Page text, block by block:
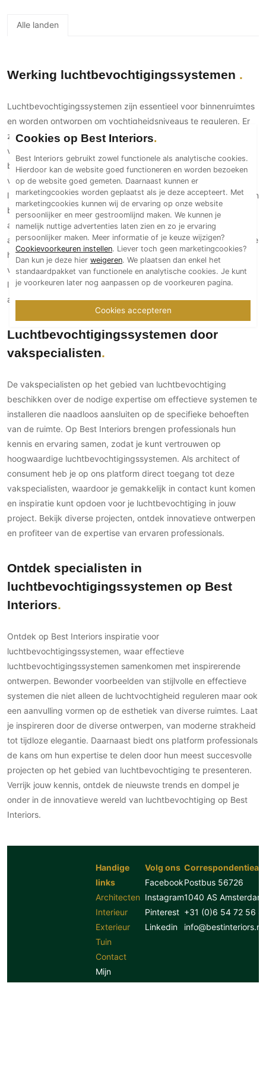
Keukenkranen
Binnendeuren
Houten deuren
Stalen deuren
Systeemwanden
Deurbeslag
Raambeslag
Meubelbeslag
Vloer
Vloeren
Beton Ciré vloeren
PVC vloeren
Natuursteen en keramiek vloeren
Vloerkleden
Wandafwerking
Beton Ciré
Behang / Wandtextiel
Natuursteen en keramiek
Leer
Stucwerk
Spuitwerk
Audio/Video
Thuisbioscoop
Fitnessapparatuur
Wifi
Overig
Aannemers Interieur
Akoestiek
Binnenzwembaden
Wellness
Wijnkelder en wijnkasten
Gevelstenen
Schilderwerk buiten
Zonwering buiten
Zakelijk
Alle landen
Werking luchtbevochtigingssystemen
Luchtbevochtigingssystemen zijn essentieel voor binnenruimtes
en worden ontworpen om vochtigheidsniveaus te reguleren. Er
zijn verschillende soorten bevochtigers, zoals ultrasone,
vernevelings- en verdampingsbevochtigers. Ultrasone
bevochtigers gebruiken trillingen om water in fijne nevel te
veranderen, terwijl vernevelingsbevochtigers water direct in de
lucht sproeien. Verdampingsbevochtigers trekken lucht door een
bevochtigingsfilter, waar water verdampt en aan de lucht wordt
afgegeven. In droge omgevingen bieden deze systemen niet
alleen comfort, maar verminderen ze ook problemen zoals droge
huid en geïrriteerde luchtwegen. Ontdek op Best Interiors de
vakspecialisten voor het laten plaatsen van hoogwaardige
luchtbevochtigingsopties, essentieel voor een gezond en
aangenaam binnenklimaat.
Luchtbevochtigingssystemen door
vakspecialisten
De vakspecialisten op het gebied van luchtbevochtiging
beschikken over de nodige expertise om effectieve systemen te
installeren die naadloos aansluiten op de specifieke behoeften
van de ruimte. Op Best Interiors brengen professionals hun
kennis en ervaring samen, zodat je kunt vertrouwen op
hoogwaardige luchtbevochtigingssystemen. Als architect of
consument heb je op ons platform direct toegang tot deze
vakspecialisten, waardoor je gemakkelijk in contact kunt komen
en inspiratie kunt opdoen voor je luchtbevochtiging in jouw
project. Bekijk diverse projecten, ontdek innovatieve ontwerpen
en profiteer van de expertise van ervaren professionals.
Ontdek specialisten in
luchtbevochtigingssystemen op Best
Interiors
Ontdek op Best Interiors inspiratie voor
luchtbevochtigingssystemen, waar effectieve
luchtbevochtigingssystemen samenkomen met inspirerende
ontwerpen. Bewonder voorbeelden van stijlvolle en effectieve
systemen die niet alleen de luchtvochtigheid reguleren maar ook
een aanvulling vormen op de esthetiek van diverse ruimtes. Laat
je inspireren door de diverse ontwerpen, van moderne strakheid
tot tijdloze elegantie. Daarnaast biedt ons platform professionals
de kans om hun expertise te delen door hun meest succesvolle
projecten op het gebied van luchtbevochtiging te presenteren.
Verrijk jouw kennis, ontdek de nieuwste trends en dompel je
onder in de innovatieve wereld van luchtbevochtiging op Best
Interiors.
Handige
links
Architecten
Interieur
Exterieur
Tuin
Contact
Mijn
Volg ons
Facebook
Instagram
Pinterest
Linkedin
Postbus 56726
1040 AS Amsterdam
+31 (0)6 54 72 56
info@bestinteriors.nl
Cookies op Best Interiors
Best Interiors gebruikt zowel functionele als analytische cookies.
Hierdoor kan de website goed functioneren en worden bezoeken
op de website goed gemeten. Daarnaast kunnen er
marketingcookies worden geplaatst als je deze accepteert. Met
marketingcookies kunnen wij de ervaring op onze website
persoonlijker en meer gestroomlijnd maken. We kunnen je
namelijk nuttige advertenties laten zien en zo je ervaring
persoonlijker maken. Meer informatie of je keuze wijzigen?
Cookievoorkeuren instellen. Liever toch geen marketingcookies?
Dan kun je deze hier weigeren. We plaatsen dan enkel het
standaardpakket van functionele en analytische cookies. Je kunt
je voorkeuren later nog aanpassen op de voorkeuren pagina.
Cookies accepteren